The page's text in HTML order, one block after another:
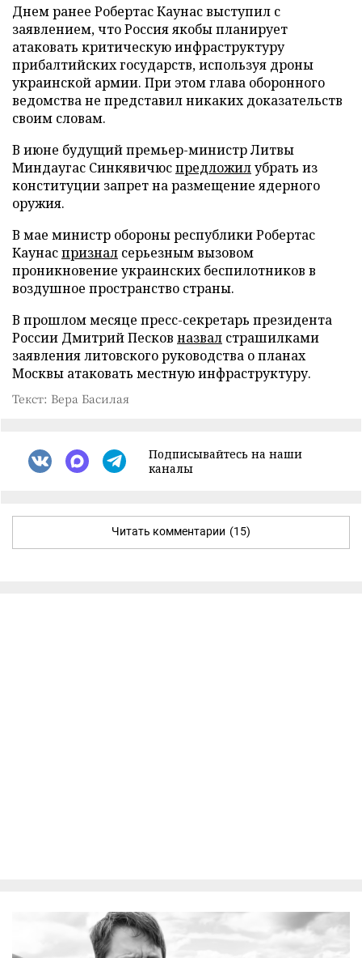
Днем ранее Робертас Каунас выступил с
заявлением, что Россия якобы планирует
атаковать критическую инфраструктуру
прибалтийских государств, используя дроны
украинской армии. При этом глава оборонного
ведомства не представил никаких доказательств
своим словам.
В июне будущий премьер-министр Литвы
Миндаугас Синкявичюспредложилубрать из
конституции запрет на размещение ядерного
оружия.
В мае министр обороны республики Робертас
Каунаспризнал серьезным вызовом
проникновение украинских беспилотников в
воздушное пространство страны.
В прошлом месяце пресс-секретарь президента
России Дмитрий Песков назвал страшилками
заявления литовского руководства о планах
Москвы атаковать местную инфраструктуру.
Текст: Вера Басилая
Подписывайтесь на наши
каналы
Читать комментарии (15)